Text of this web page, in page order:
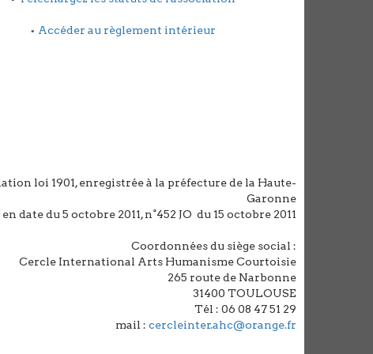
• Accéder au règlement intérieur
loi 1901, enregistrée à la préfecture de la Haute-
Garonne
en date du 5 octobre 2011, n°452 JO du 15 octobre 2011
Coordonnées du siège social :
Cercle International Arts Humanisme Courtoisie
265 route de Narbonne
31400 TOULOUSE
Tél : 06 08 47 51 29
mail : cercleinter.ahc@orange.fr